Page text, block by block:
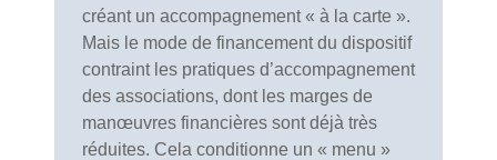
créant un accompagnement « à la carte ».
Mais le mode de financement du dispositif
contraint les pratiques d’accompagnement
des associations, dont les marges de
manœuvres financières sont déjà très
réduites. Cela conditionne un « menu »